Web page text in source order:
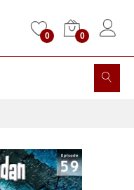
0 0